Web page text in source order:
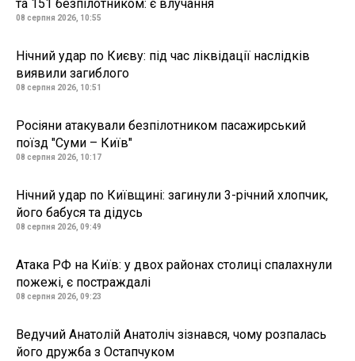
та 151 безпілотником: є влучання
08 серпня 2026, 10:55
Нічний удар по Києву: під час ліквідації наслідків
виявили загиблого
08 серпня 2026, 10:51
Росіяни атакували безпілотником пасажирський
поїзд "Суми – Київ"
08 серпня 2026, 10:17
Нічний удар по Київщині: загинули 3-річний хлопчик,
його бабуся та дідусь
08 серпня 2026, 09:49
Атака РФ на Київ: у двох районах столиці спалахнули
пожежі, є постраждалі
08 серпня 2026, 09:23
Ведучий Анатолій Анатоліч зізнався, чому розпалась
його дружба з Остапчуком